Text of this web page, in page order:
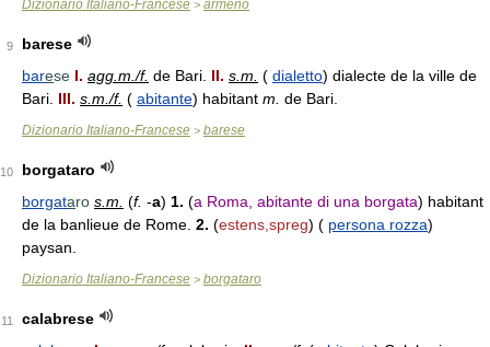
Dizionario Italiano-Francese > armeno
9
barese
barese I. agg.m./f. de Bari. II. s.m. ( dialetto) dialecte de la ville de
Bari. III. s.m./f. ( abitante) habitant m. de Bari.
Dizionario Italiano-Francese > barese
10
borgataro
borgataro s.m. (f. -a) 1. (a Roma, abitante di una borgata) habitant
de la banlieue de Rome. 2. (estens,spreg) ( persona rozza)
paysan.
Dizionario Italiano-Francese > borgataro
11
calabrese